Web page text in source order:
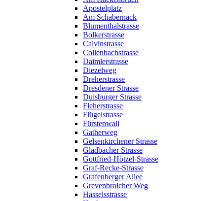
Apostelplatz
Am Schabernack
Blumenthalstrasse
Bolkerstrasse
Calvinstrasse
Collenbachstrasse
Daimlerstrasse
Diezelweg
Dreherstrasse
Dresdener Strasse
Duisburger Strasse
Fleherstrasse
Flügelstrasse
Fürstenwall
Gatherweg
Gelsenkirchener Strasse
Gladbacher Strasse
Gottfried-Hötzel-Strasse
Graf-Recke-Strasse
Grafenberger Allee
Grevenbroicher Weg
Hasselsstrasse